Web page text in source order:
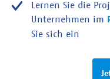
Lernen Sie die
Unternehmen im
Sie sich ein